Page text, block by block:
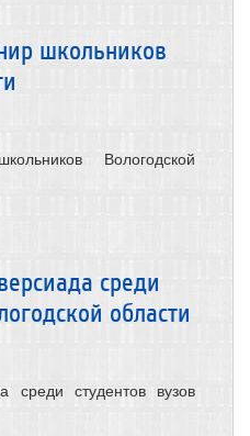
школьников
Вологодской
среди
области
среди студентов вузов